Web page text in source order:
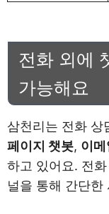
전화 외에
가능해요
삼천리는 전화 상
페이지 챗봇, 이
하고 있어요. 전
널을 통해 간단한